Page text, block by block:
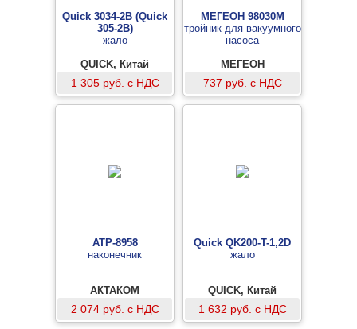
Quick 3034-2B (Quick
305-2B)
жало
QUICK, Китай
1 305 руб. с НДС
МЕГЕОН 98030М
тройник для вакуумного
насоса
МЕГЕОН
737 руб. с НДС
АТР-8958
наконечник
АКТАКОМ
2 074 руб. с НДС
Quick QK200-T-1,2D
жало
QUICK, Китай
1 632 руб. с НДС